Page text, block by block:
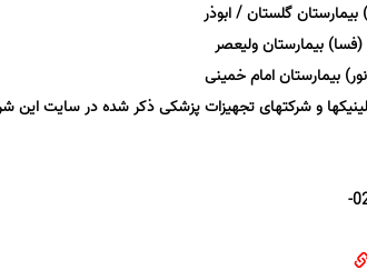
گلستان / ابوذر
(فسا) بیمارستان ولیعصر
بیمارستان امام خمینی
کلینیکها و شرکتهای تجهیزات پزشکی ذکر شده در سایت این